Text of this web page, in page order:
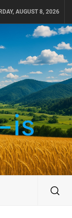
AUGUST 8, 2026